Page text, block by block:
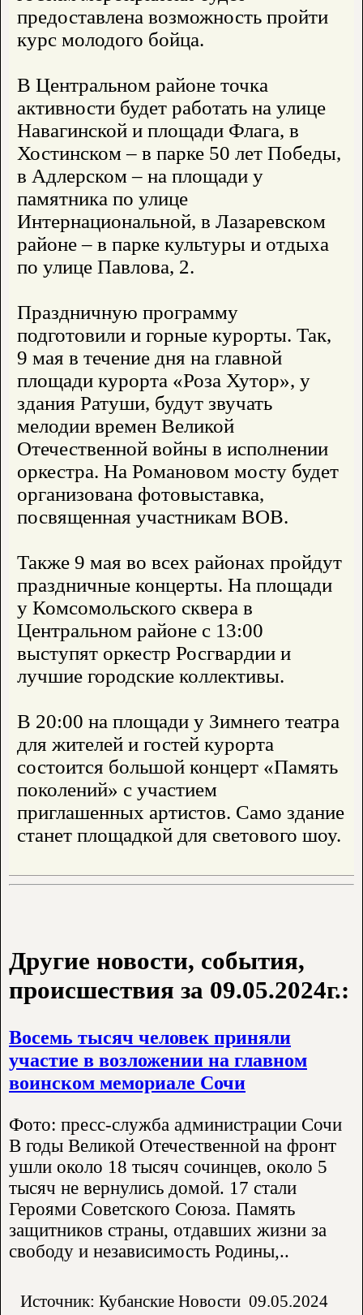
предоставлена возможность пройти
курс молодого бойца.
В Центральном районе точка
активности будет работать на улице
Навагинской и площади Флага, в
Хостинском – в парке 50 лет Победы,
в Адлерском – на площади у
памятника по улице
Интернациональной, в Лазаревском
районе – в парке культуры и отдыха
по улице Павлова, 2.
Праздничную программу
подготовили и горные курорты. Так,
9 мая в течение дня на главной
площади курорта «Роза Хутор», у
здания Ратуши, будут звучать
мелодии времен Великой
Отечественной войны в исполнении
оркестра. На Романовом мосту будет
организована фотовыставка,
посвященная участникам ВОВ.
Также 9 мая во всех районах пройдут
праздничные концерты. На площади
у Комсомольского сквера в
Центральном районе с 13:00
выступят оркестр Росгвардии и
лучшие городские коллективы.
В 20:00 на площади у Зимнего театра
для жителей и гостей курорта
состоится большой концерт «Память
поколений» с участием
приглашенных артистов. Само здание
станет площадкой для светового шоу.
Другие новости, события,
происшествия за 09.05.2024г.:
Восемь тысяч человек приняли
участие в возложении на главном
воинском мемориале Сочи
Фото: пресс-служба администрации Сочи
В годы Великой Отечественной на фронт
ушли около 18 тысяч сочинцев, около 5
тысяч не вернулись домой. 17 стали
Героями Советского Союза. Память
защитников страны, отдавших жизни за
свободу и независимость Родины,..
Источник: Кубанские Новости 09.05.2024